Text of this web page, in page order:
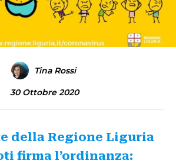
Tina Rossi
30 Ottobre 2020
della Regione Liguria
firma l’ordinanza: